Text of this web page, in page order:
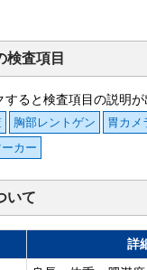
検査項目
ると検査項目の説明が
胸部レントゲン
胃カメ
カー
いて
詳